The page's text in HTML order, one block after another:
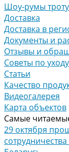
Шоу-румы
Доставка
Доставка в
Документы и
Отзывы и
Советы по
Статьи
Качество
Видеогалерея
Карта объектов
Самые
29 октября